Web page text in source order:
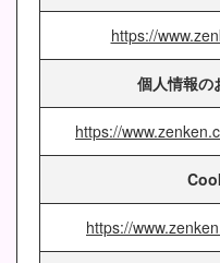
https://
個人情報の
https://
https://